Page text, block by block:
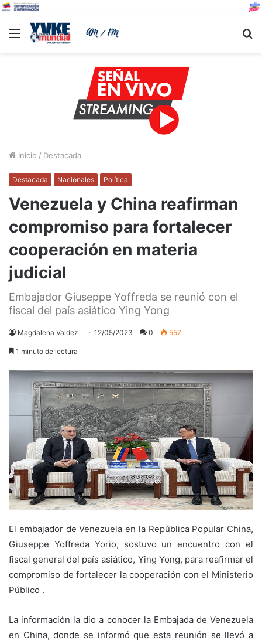
Menu
Inicio / Destacada
Destacada Nacionales Política
Venezuela y China reafirman
compromiso para fortalecer
cooperación en materia
judicial
Embajador Giuseppe Yoffreda se reunió con el
fiscal del país asiático Ying Yong
Magdalena Valdez 12/05/2023 0 557
1 minuto de lectura
El embajador de Venezuela en la República Popular China,
Giuseppe Yoffreda Yorio, sostuvo un encuentro con el
fiscal general del país asiático, Ying Yong, para reafirmar el
compromiso de fortalecer la cooperación con el Ministerio
Público .
La información la dio a conocer la Embajada de Venezuela
en China, donde se informó que esta reunión se llevó a